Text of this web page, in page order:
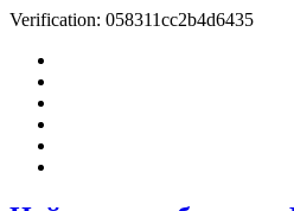
Verification: 058311cc2b4d6435
Перейти
содержимому